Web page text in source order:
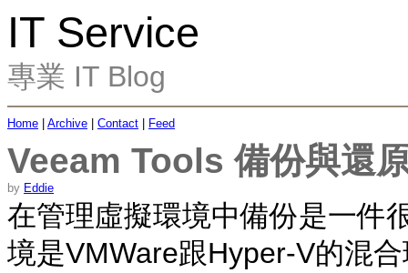
IT Service
專業 IT Blog
Home Archive Contact Feed
Veeam Tools 備份與還
by Eddie
在管理虛擬環境中備份是一件
境是VMWare跟Hyper-V的混